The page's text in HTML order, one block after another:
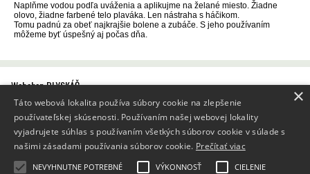
Naplňme vodou podľa uváženia a aplikujme na želané miesto. Žiadne
olovo, žiadne farbené telo plaváka. Len nástraha s háčikom.
Tomu padnú za obeť najkrajšie bolene a zubáče. S jeho používaním
môžeme byť úspešný aj počas dňa.
Webshop BLYSKÁČ
Všeobecné obchodné podmienky
Reklamačný poriadok
Poučenie o ochrane osobných údajov a používaní cookies
Ako nakupovať
Prevádzkovateľ internetového obchodu BLYSKÁČ
Odstúpenie od kúpnej zmluvy
Odvolanie súhlasu so spracúvaním osobných údajov
×
Táto webová lokalita používa súbory cookie na zlepšenie
používateľskej skúsenosti. Používaním našej webovej lokality
vyjadrujete súhlas s používaním všetkých súborov cookie v súlade s
našimi zásadami používania súborov cookie. Prečítať viac
NEVYHNUTNE POTREBNÉ VÝKONNOSŤ CIELENIE